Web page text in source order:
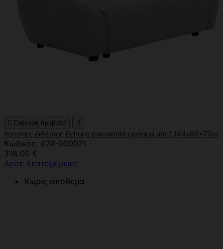
 Γρήγορη προβολή 
Καναπές διθέσιος Echono pakoworld ύφασμα μπεζ 144x88x77εκ
Κωδικός: 074-000071
318,00 €
Δείτε λεπτομέρειες
Χωρίς απόθεμα